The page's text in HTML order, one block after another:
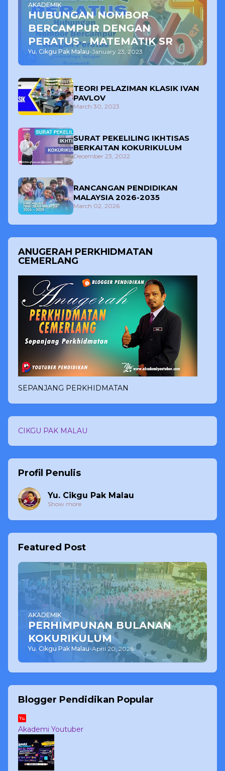
AKADEMIK
HUBUNGAN NOMBOR
BERCAMPUR DENGAN
PERATUS - MATEMATIK SR
Yu. Cikgu Pak Malau-January 23, 2023
TEORI PELAZIMAN KLASIK IVAN
PAVLOV
March 30, 2023
SURAT PEKELILING IKHTISAS
BERKAITAN KOKURIKULUM
December 23, 2022
RANCANGAN PENDIDIKAN
MALAYSIA 2026-2035
March 02, 2026
ANUGERAH PERKHIDMATAN
CEMERLANG
SEPANJANG PERKHIDMATAN
CIKGU PAK MALAU
Profil Penulis
Yu. Cikgu Pak Malau
Show more
Featured Post
AKADEMIK
PERHIMPUNAN BULANAN
KOKURIKULUM
Yu. Cikgu Pak Malau-April 20, 2026
Blogger Pendidikan Popular
Akademi Youtuber